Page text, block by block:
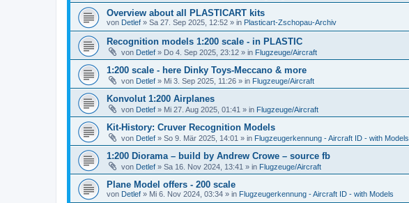
Overview about all PLASTICART kits
von Detlef » Sa 27. Sep 2025, 12:52 » in Plasticart-Zschopau-Archiv
Recognition models 1:200 scale - in PLASTIC
von Detlef » Do 4. Sep 2025, 23:12 » in Flugzeuge/Aircraft
1:200 scale - here Dinky Toys-Meccano & more
von Detlef » Mi 3. Sep 2025, 11:26 » in Flugzeuge/Aircraft
Konvolut 1:200 Airplanes
von Detlef » Mi 27. Aug 2025, 01:41 » in Flugzeuge/Aircraft
Kit-History: Cruver Recognition Models
von Detlef » So 9. Mär 2025, 14:01 » in Flugzeugerkennung - Aircraft ID - with Models
1:200 Diorama – build by Andrew Crowe – source fb
von Detlef » Sa 16. Nov 2024, 13:41 » in Flugzeuge/Aircraft
Plane Model offers - 200 scale
von Detlef » Mi 6. Nov 2024, 03:34 » in Flugzeugerkennung - Aircraft ID - with Models